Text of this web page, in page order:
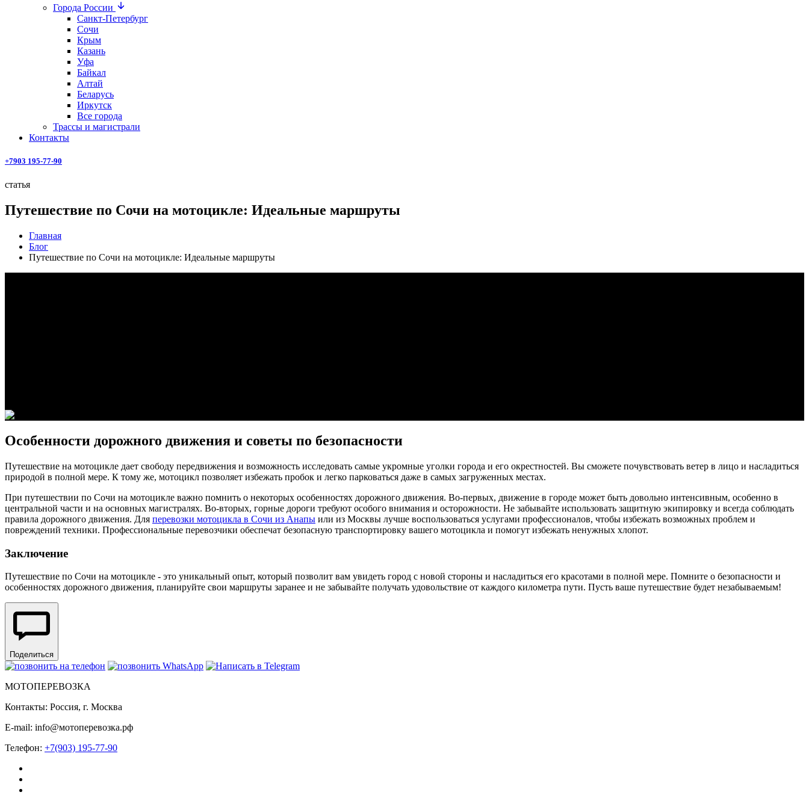
Города России
Санкт-Петербург
Сочи
Крым
Казань
Уфа
Байкал
Алтай
Беларусь
Иркутск
Все города
Трассы и магистрали
Контакты
+7903 195-77-90
статья
Путешествие по Сочи на мотоцикле: Идеальные маршруты
Главная
Блог
Путешествие по Сочи на мотоцикле: Идеальные маршруты
Особенности дорожного движения и советы по безопасности
Путешествие на мотоцикле дает свободу передвижения и возможность исследовать самые укромные уголки города и его окрестностей. Вы сможете почувствовать ветер в лицо и насладиться
природой в полной мере. К тому же, мотоцикл позволяет избежать пробок и легко парковаться даже в самых загруженных местах.
При путешествии по Сочи на мотоцикле важно помнить о некоторых особенностях дорожного движения. Во-первых, движение в городе может быть довольно интенсивным, особенно в
центральной части и на основных магистралях. Во-вторых, горные дороги требуют особого внимания и осторожности. Не забывайте использовать защитную экипировку и всегда соблюдать
правила дорожного движения. Для перевозки мотоцикла в Сочи из Анапы или из Москвы лучше воспользоваться услугами профессионалов, чтобы избежать возможных проблем и
повреждений техники. Профессиональные перевозчики обеспечат безопасную транспортировку вашего мотоцикла и помогут избежать ненужных хлопот.
Заключение
Путешествие по Сочи на мотоцикле - это уникальный опыт, который позволит вам увидеть город с новой стороны и насладиться его красотами в полной мере. Помните о безопасности и
особенностях дорожного движения, планируйте свои маршруты заранее и не забывайте получать удовольствие от каждого километра пути. Пусть ваше путешествие будет незабываемым!
Поделиться
МОТОПЕРЕВОЗКА
Контакты: Россия, г. Москва
E-mail: info@мотоперевозка.рф
Телефон: +7(903) 195-77-90